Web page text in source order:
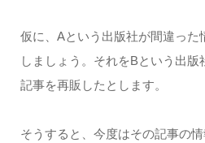
仮に、Aという出版社が間違った
しましょう。それをBという出
記事を再販したとします。
そうすると、今度はその記事の